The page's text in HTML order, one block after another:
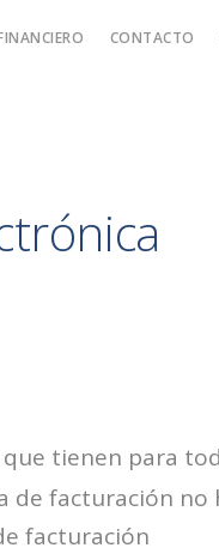
CONTACTO
tienen para
de facturación no
facturación